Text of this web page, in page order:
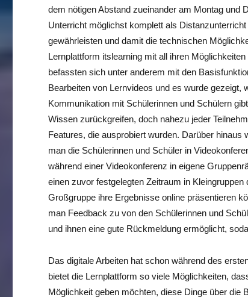
dem nötigen Abstand zueinander am Montag und
Unterricht möglichst komplett als
gewährleisten und damit die technischen
Lernplattform itslearning mit all ihren
befassten sich unter anderem mit den
Bearbeiten von Lernvideos und es wurde gezeigt,
Kommunikation mit Schülerinnen und Schülern
Wissen zurückgreifen, doch nahezu jeder
Features, die ausprobiert wurden. Darüber hinaus
man die Schülerinnen und Schüler in
während einer Videokonferenz in eigene
einen zuvor festgelegten Zeitraum in
Großgruppe ihre Ergebnisse online präsentieren
man Feedback zu von den Schülerinnen und
und ihnen eine gute Rückmeldung ermöglicht,
Das digitale Arbeiten hat schon während des
bietet die Lernplattform so viele Möglichkeiten,
Möglichkeit geben möchten, diese Dinge über die